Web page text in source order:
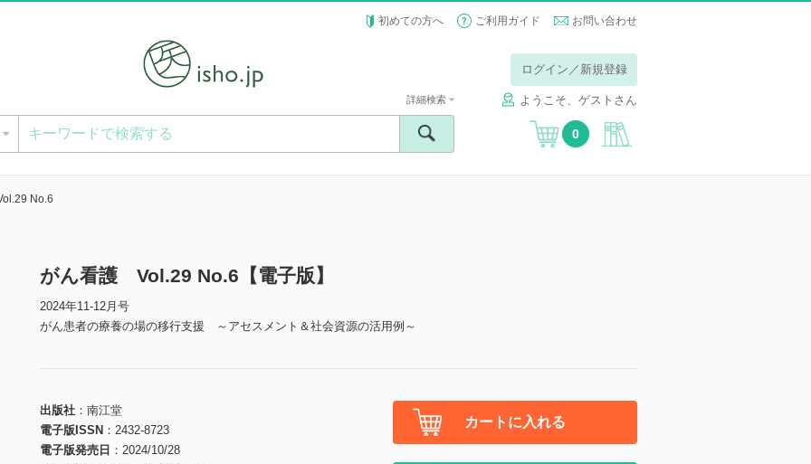
初めての方へ ご利用ガイド お問い合わせ
ログイン／新規登録
ようこそ、ゲストさん
詳細検索
0
No.6
がん看護 Vol.29 No.6【電子版】
2024年11-12月号
がん患者の療養の場の移行支援 ～アセスメント＆社会資源の活用例～
出版社
南江堂
電子版ISSN
2432-8723
電子版発売日
2024/10/28
カートに入れる